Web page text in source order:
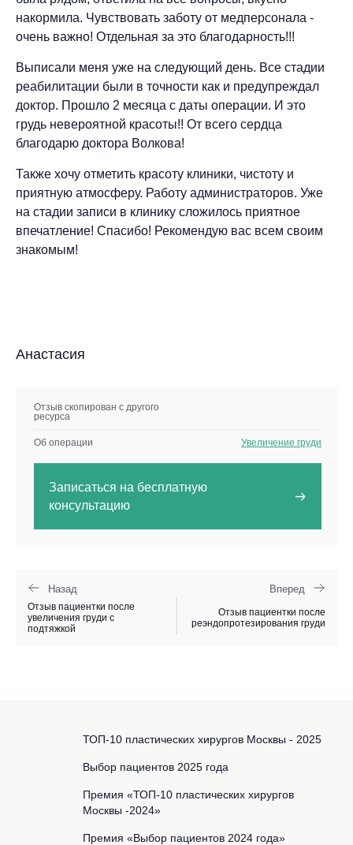
накормила. Чувствовать заботу от медперсонала -
очень важно! Отдельная за это благодарность!!!
Выписали меня уже на следующий день. Все стадии
реабилитации были в точности как и предупреждал
доктор. Прошло 2 месяца с даты операции. И это
грудь невероятной красоты!! От всего сердца
благодарю доктора Волкова!
Также хочу отметить красоту клиники, чистоту и
приятную атмосферу. Работу администраторов. Уже
на стадии записи в клинику сложилось приятное
впечатление! Спасибо! Рекомендую вас всем своим
знакомым!
Анастасия
Отзыв скопирован с другого
ресурса
Об операции Увеличение груди
Записаться на бесплатную
консультацию
Назад
Отзыв пациентки после
увеличения груди с
подтяжкой
Вперед
Отзыв пациентки после
реэндопротезирования груди
ТОП-10 пластических хирургов Москвы - 2025
Выбор пациентов 2025 года
Премия «ТОП-10 пластических хирургов
Москвы -2024»
Премия «Выбор пациентов 2024 года»